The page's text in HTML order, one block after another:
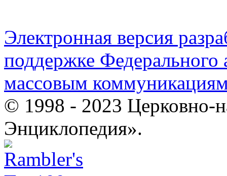
Электронная версия
поддержке Федерального
массовым
© 1998 - 2023 Церковно-
Энциклопедия».